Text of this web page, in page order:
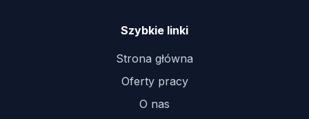
Szybkie linki
Strona główna
Oferty pracy
O nas